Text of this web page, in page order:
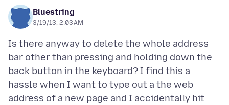
Bluestring
3/19/13, 2:03 AM
Is there anyway to delete the whole address
bar other than pressing and holding down the
back button in the keyboard? I find this a
hassle when I want to type out a the web
address of a new page and I accidentally hit